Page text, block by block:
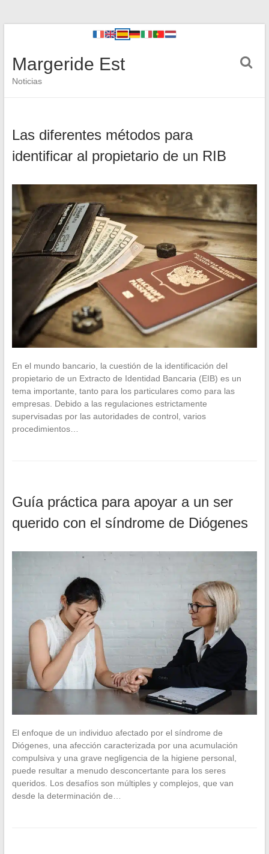
Margeride Est
Noticias
Las diferentes métodos para
identificar al propietario de un RIB
En el mundo bancario, la cuestión de la identificación del
propietario de un Extracto de Identidad Bancaria (EIB) es un
tema importante, tanto para los particulares como para las
empresas. Debido a las regulaciones estrictamente
supervisadas por las autoridades de control, varios
procedimientos…
Guía práctica para apoyar a un ser
querido con el síndrome de Diógenes
El enfoque de un individuo afectado por el síndrome de
Diógenes, una afección caracterizada por una acumulación
compulsiva y una grave negligencia de la higiene personal,
puede resultar a menudo desconcertante para los seres
queridos. Los desafíos son múltiples y complejos, que van
desde la determinación de…